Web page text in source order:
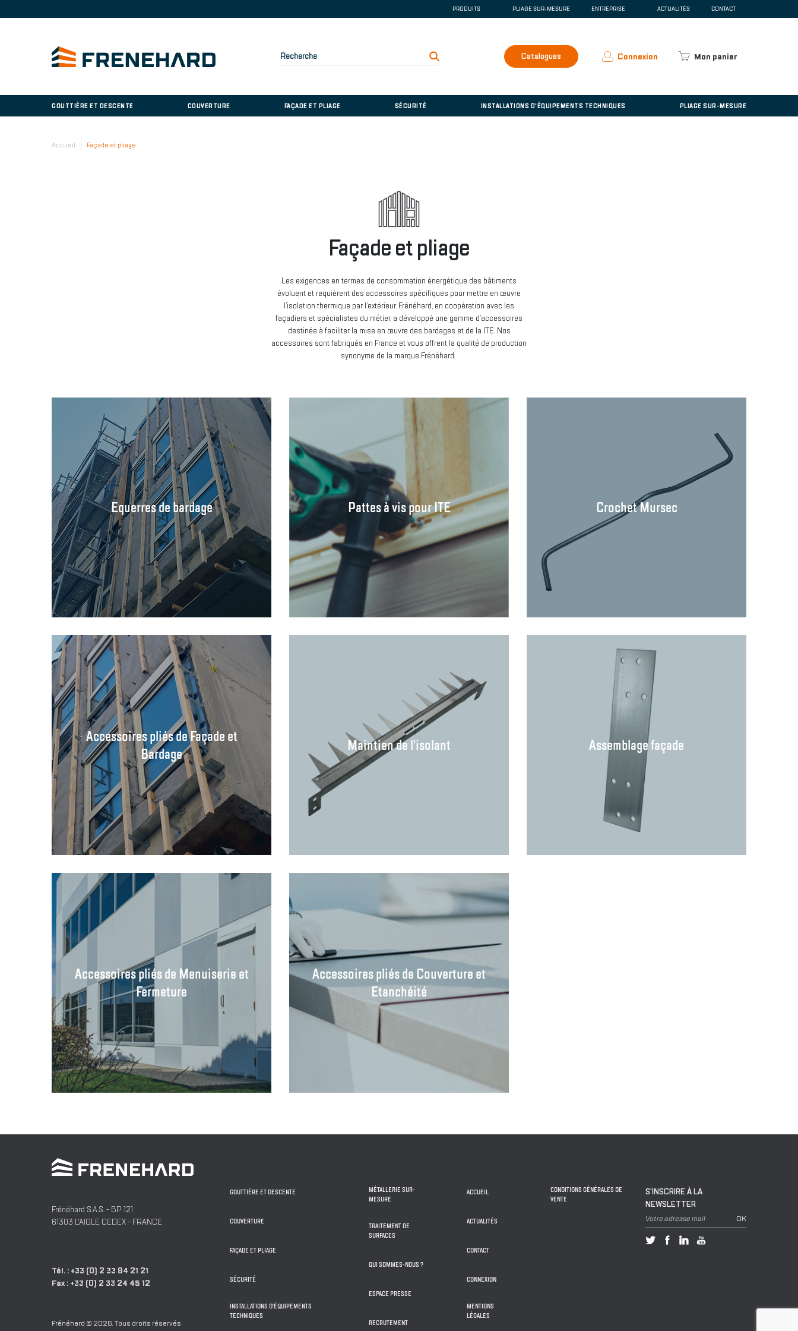
PRODUITS
FAÇADE ET PLIAGE
SÉCURITÉ
PLIAGE SUR-MESURE
ENTREPRISE
ACTUALITÉS CONTACT
Recherche Catalogues Connexion Mon panier
GOUTTIÈRE ET DESCENTE COUVERTURE FAÇADE ET PLIAGE SÉCURITÉ INSTALLATIONS D'ÉQUIPEMENTS TECHNIQUES PLIAGE SUR-MESURE
Accueil Façade et pliage
Façade et pliage
Les exigences en termes de consommation énergétique des bâtiments
évoluent et requièrent des accessoires spécifiques pour mettre en œuvre
l’isolation thermique par l’extérieur. Frénéhard, en coopération avec les
façadiers et spécialistes du métier, a développé une gamme d’accessoires
destinée à faciliter la mise en œuvre des bardages et de la ITE. Nos
accessoires sont fabriqués en France et vous offrent la qualité de production
synonyme de la marque Frénéhard.
Equerres de bardage Pattes à vis pour ITE Crochet Mursec
Accessoires pliés de Façade et
Bardage
Maintien de l'isolant Assemblage façade
Accessoires pliés de Menuiserie et
Fermeture
Accessoires pliés de Couverture et
Etanchéité
Frénéhard S.A.S.- BP 121
61303 L'AIGLE CEDEX - FRANCE
Tél. : +33 (0) 2 33 84 21 21
Fax : +33 (0) 2 33 24 45 12
Frénéhard © 2026. Tous droits réservés
GOUTTIÈRE ET DESCENTE
COUVERTURE
FAÇADE ET PLIAGE
SÉCURITÉ
INSTALLATIONS D'ÉQUIPEMENTS
TECHNIQUES
MÉTALLERIE SUR-
MESURE
TRAITEMENT DE
SURFACES
QUI SOMMES-NOUS ?
ESPACE PRESSE
RECRUTEMENT
ACCUEIL
ACTUALITÉS
CONTACT
CONNEXION
MENTIONS
LÉGALES
CONDITIONS GÉNÉRALES DE
VENTE
S'INSCRIRE À LA
NEWSLETTER
Votre adresse mail